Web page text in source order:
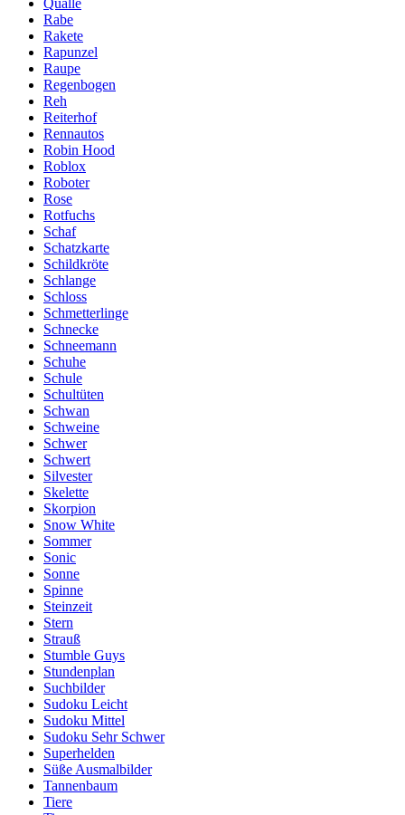
Qualle
Rabe
Rakete
Rapunzel
Raupe
Regenbogen
Reh
Reiterhof
Rennautos
Robin Hood
Roblox
Roboter
Rose
Rotfuchs
Schaf
Schatzkarte
Schildkröte
Schlange
Schloss
Schmetterlinge
Schnecke
Schneemann
Schuhe
Schule
Schultüten
Schwan
Schweine
Schwer
Schwert
Silvester
Skelette
Skorpion
Snow White
Sommer
Sonic
Sonne
Spinne
Steinzeit
Stern
Strauß
Stumble Guys
Stundenplan
Suchbilder
Sudoku Leicht
Sudoku Mittel
Sudoku Sehr Schwer
Superhelden
Süße Ausmalbilder
Tannenbaum
Tiere